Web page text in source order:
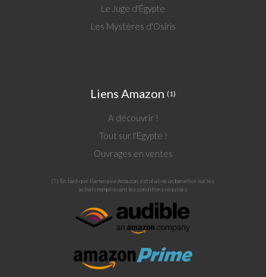
Le Juge d'Égypte
Les Mystères d'Osiris
Liens Amazon (1)
A découvrir !
Tout sur l'Egypte !
Ouvrages en ventes
(1) En tant que Partenaire Amazon, est réalisé un bénéfice sur les
achats remplissant les conditions requises.